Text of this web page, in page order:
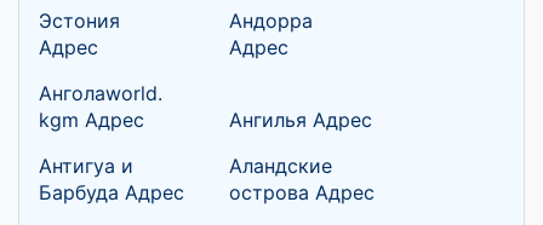
Эстония
Адрес
Андорра
Адрес
Анголаworld.
kgm Адрес
Ангилья Адрес
Антигуа и
Барбуда Адрес
Аландские
острова Адрес